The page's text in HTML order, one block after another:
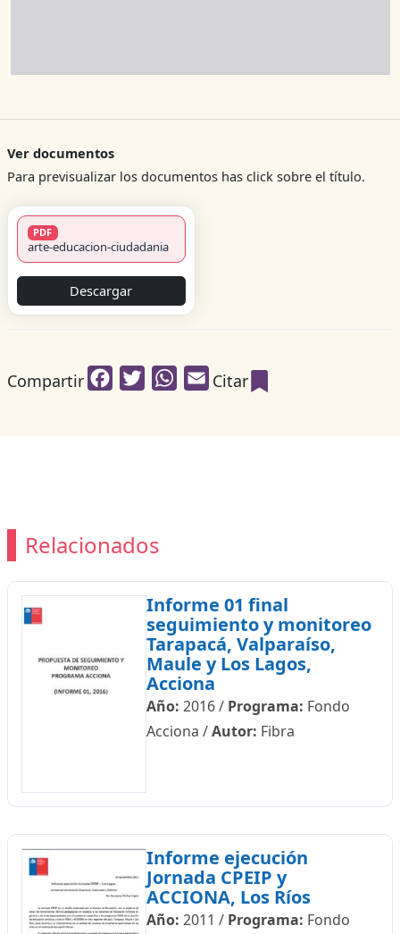
Ver documentos
Para previsualizar los documentos has click sobre el título.
PDF
arte-educacion-ciudadania
Descargar
Compartir FacebookTwitterWhatsApp
Email
Citar
Relacionados
Informe 01 final
seguimiento y monitoreo
Tarapacá, Valparaíso,
Maule y Los Lagos,
Acciona
Año: 2016/ Programa: Fondo
Acciona /Autor: Fibra
Informe ejecución
Jornada CPEIP y
ACCIONA, Los Ríos
Año: 2011 / Programa: Fondo